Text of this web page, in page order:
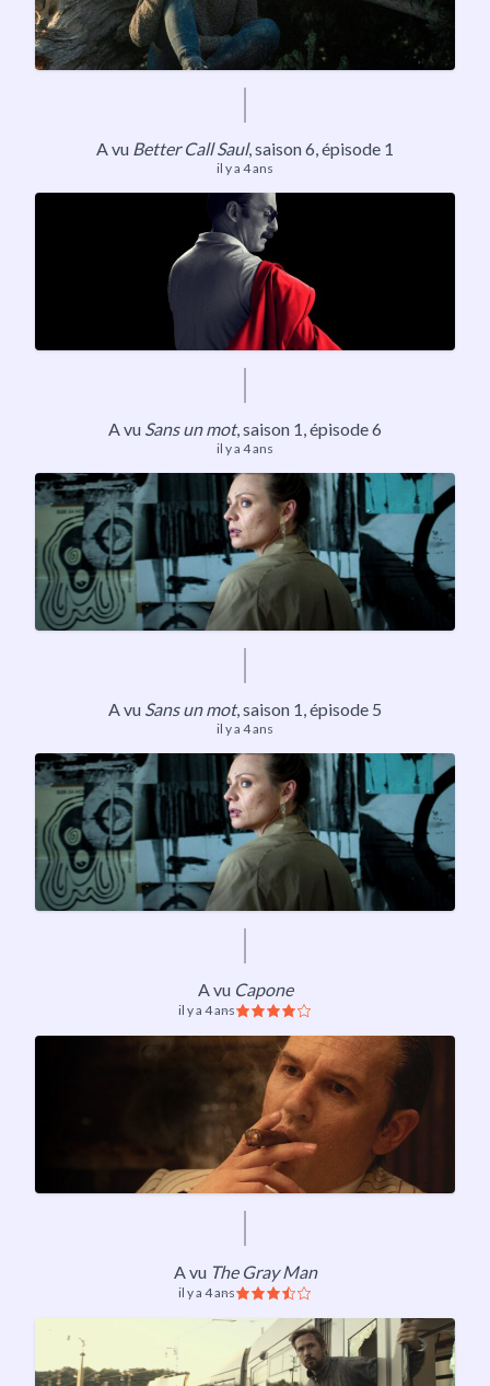
A vu Better Call Saul,saison 6, épisode 1
il y a 4 ans
A vu Sans un mot,saison 1, épisode 6
il y a 4 ans
A vu Sans un mot,saison 1, épisode 5
il y a 4 ans
A vu Capone
il y a 4 ans
A vu The Gray Man
il y a 4 ans